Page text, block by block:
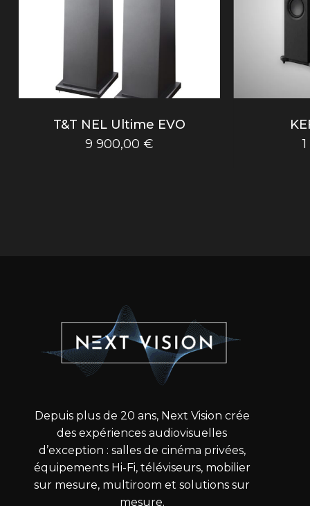
T&T NEL Ultime EVO
9 900,00 €
Depuis plus de 20 ans, Next Vision crée
des expériences audiovisuelles
d’exception : salles de cinéma privées,
équipements Hi-Fi, téléviseurs, mobilier
sur mesure, multiroom et solutions sur
mesure.